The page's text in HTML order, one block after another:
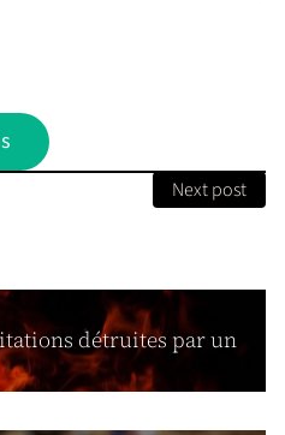
Next post
détruites par un